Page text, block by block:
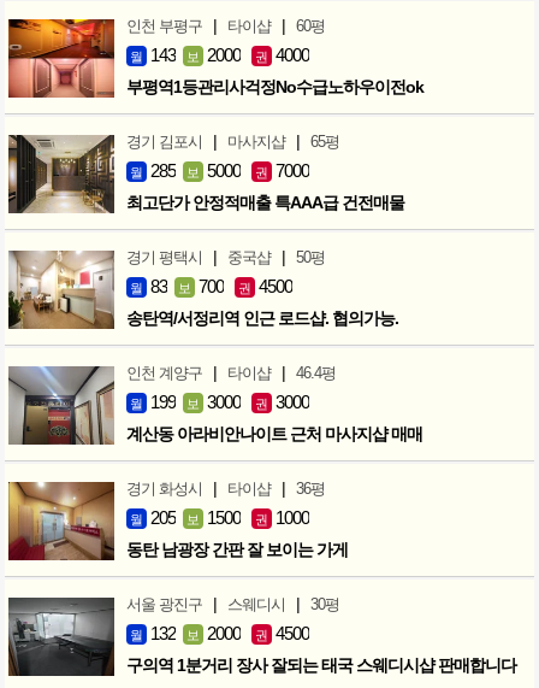
인천 부평구 | 타이샵 | 60평
월 143 보 2000 권 4000
부평역1등관리사걱정No수급노하우이전ok
경기 김포시 | 마사지샵 | 65평
월 285 보 5000 권 7000
최고단가 안정적매출 특AAA급 건전매물
경기 평택시 | 중국샵 | 50평
월 83 보 700 권 4500
송탄역/서정리역 인근 로드샵. 협의가능.
인천 계양구 | 타이샵 | 46.4평
월 199 보 3000 권 3000
계산동 아라비안나이트 근처 마사지샵 매매
경기 화성시 | 타이샵 | 36평
월 205 보 1500 권 1000
동탄 남광장 간판 잘 보이는 가게
서울 광진구 | 스웨디시 | 30평
월 132 보 2000 권 4500
구의역 1분거리 장사 잘되는 태국 스웨디시샵 판매합니다